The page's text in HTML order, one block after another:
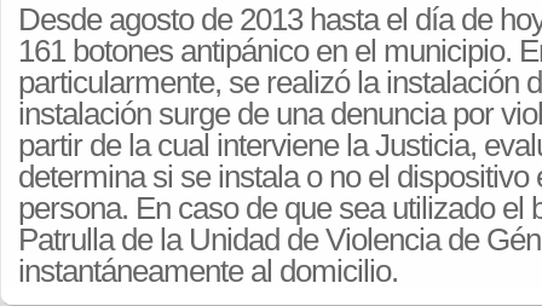
Desde agosto de 2013 hasta el día de
161 botones antipánico en el municipio.
particularmente, se realizó la instalación
instalación surge de una denuncia por
partir de la cual interviene la Justicia,
determina si se instala o no el dispositivo
persona. En caso de que sea utilizado el
Patrulla de la Unidad de Violencia de
instantáneamente al domicilio.